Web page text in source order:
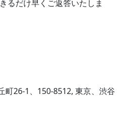
るだけ早くご返答いたしま
町26-1、150-8512, 東京、渋谷